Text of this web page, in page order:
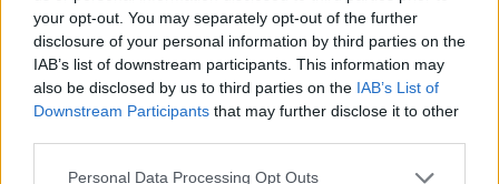
your opt-out. You may separately opt-out of the further
disclosure of your personal information by third parties on the
IAB’s list of downstream participants. This information may
also be disclosed by us to third parties on the IAB’s List of
Downstream Participants that may further disclose it to other
Please note that this website/app uses one or more Google
Personal Data Processing Opt Outs
ügyelnek a makulátlan rendre. Itt él Amanda és Lily,
az egykori legjobb barátnők, akik Amanda bizarr
rendőrségi ügye után újra próbálnak közelebb
kerülni egymáshoz. A kezdeti bizalmatlanság után
közös érdeklődési kört is találnak maguknak. Lily
ellenszenves nevelőapját szeretnék eltenni láb alól, a
tökéletes gyilkossághoz pedig a helyi piti drogdílert